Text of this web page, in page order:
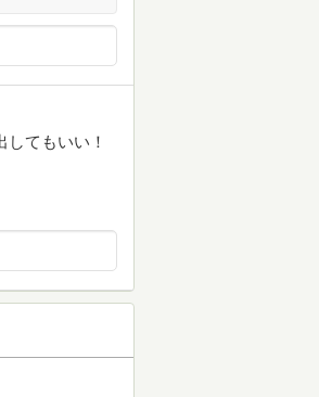
てもいい！